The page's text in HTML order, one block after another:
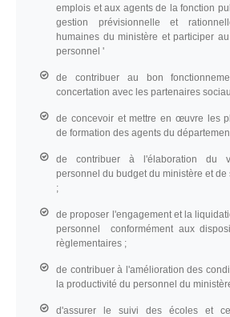
emplois et aux agents de la fonction
gestion prévisionnelle et
humaines du ministère et participer
personnel '
de contribuer au bon
concertation avec les partenaires
de concevoir et mettre en œuvre les
de formation des agents du
de contribuer à l'élaboration du
personnel du budget du ministère et de
;
de proposer l'engagement et la
personnel conformément aux
règlementaires ;
de contribuer à l'amélioration des
la productivité du personnel du
d'assurer le suivi des écoles et